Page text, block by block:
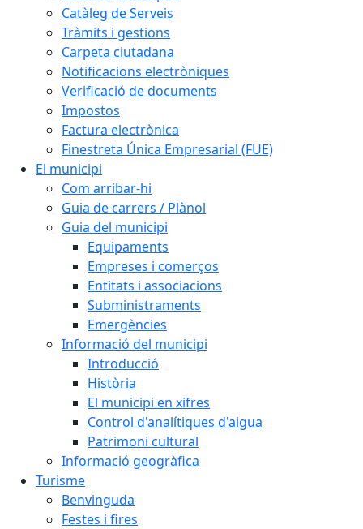
Catàleg de Serveis
Tràmits i gestions
Carpeta ciutadana
Notificacions electròniques
Verificació de documents
Impostos
Factura electrònica
Finestreta Única Empresarial (FUE)
El municipi
Com arribar-hi
Guia de carrers / Plànol
Guia del municipi
Equipaments
Empreses i comerços
Entitats i associacions
Subministraments
Emergències
Informació del municipi
Introducció
Història
El municipi en xifres
Control d'analítiques d'aigua
Patrimoni cultural
Informació geogràfica
Turisme
Benvinguda
Festes i fires